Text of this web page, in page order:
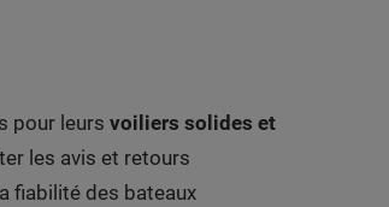
pour leurs voiliers solides et
les avis et retours
fiabilité des bateaux